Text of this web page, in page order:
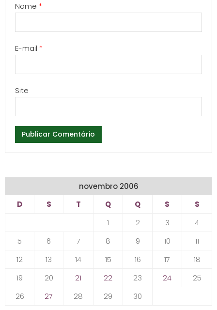
Nome *
E-mail *
Site
novembro 2006
D
S T Q Q S
S
1
2 3
4
5
6 7 8 9 10
11
12
13 14 15 16 17
18
19
20 21 22 23 24
25
26
27 28 29 30